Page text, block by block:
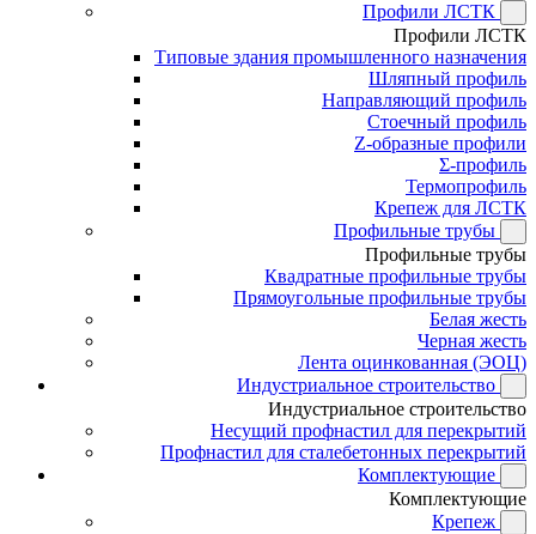
Профили ЛСТК
Профили ЛСТК
Типовые здания промышленного назначения
Шляпный профиль
Направляющий профиль
Стоечный профиль
Z-образные профили
Σ-профиль
Термопрофиль
Крепеж для ЛСТК
Профильные трубы
Профильные трубы
Квадратные профильные трубы
Прямоугольные профильные трубы
Белая жесть
Черная жесть
Лента оцинкованная (ЭОЦ)
Индустриальное строительство
Индустриальное строительство
Несущий профнастил для перекрытий
Профнастил для сталебетонных перекрытий
Комплектующие
Комплектующие
Крепеж